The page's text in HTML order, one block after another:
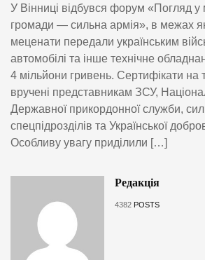
У Вінниці відбувся форум «Погляд у
громади — сильна армія», в межах
меценати передали українським
автомобілі та інше технічне
4 мільйони гривень. Сертифікати на
вручені представникам ЗСУ,
Державної прикордонної служби,
спецпідрозділів та Української
Особливу увагу приділили […]
Редакція
4382 POSTS